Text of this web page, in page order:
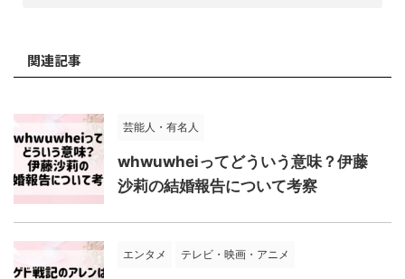
関連記事
芸能人・有名人
whwuwheiってどういう意味？伊藤
沙莉の結婚報告について考察
エンタメ テレビ・映画・アニメ